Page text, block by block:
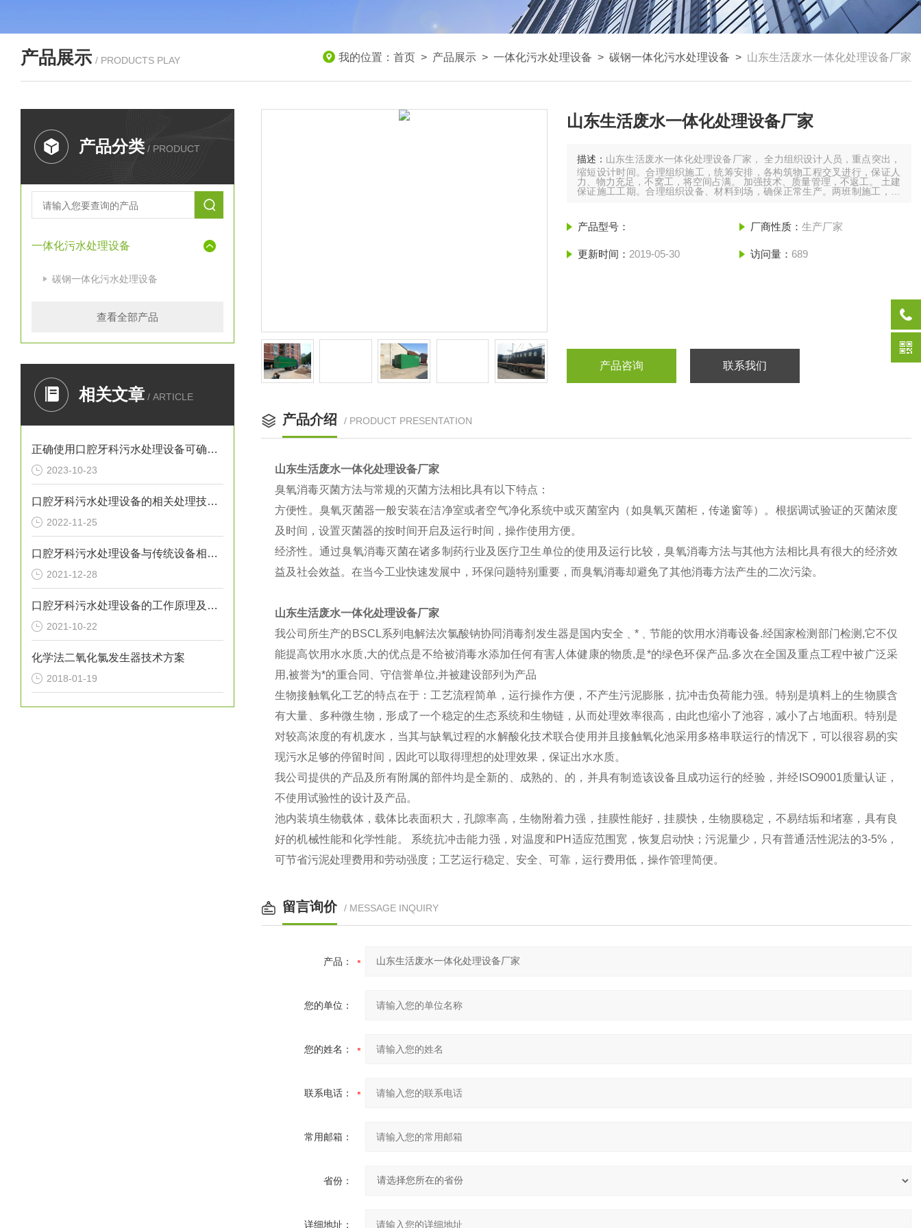
产品展示 / PRODUCTS PLAY 我的位置： 首页 > 产品展示 > 一体化污水处理设备 > 碳钢一体化污水处理设备 > 山东生活废水一体化处理设备厂家
产品分类 / PRODUCT
一体化污水处理设备
碳钢一体化污水处理设备
查看全部产品
相关文章 / ARTICLE
正确使用口腔牙科污水处理设备可确保处理效果
2023-10-23
口腔牙科污水处理设备的相关处理技术介绍
2022-11-25
口腔牙科污水处理设备与传统设备相比的优势介绍
2021-12-28
口腔牙科污水处理设备的工作原理及出故障时需采取的措施介绍
2021-10-22
化学法二氧化氯发生器技术方案
2018-01-19
山东生活废水一体化处理设备厂家
描述： 山东生活废水一体化处理设备厂家， 全力组织设计人员，重点突出，
缩短设计时间。合理组织施工，统筹安排，各构筑物工程交叉进行，保证人
力、物力充足，不窝工，将空间占满。 加强技术、质量管理，不返工。 土建
保证施工工期。合理组织设备、材料到场，确保正常生产。两班制施工，将
产品型号： 厂商性质： 生产厂家
更新时间： 2019-05-30 访问量： 689
产品咨询 联系我们
产品介绍 / PRODUCT PRESENTATION
山东生活废水一体化处理设备厂家
臭氧消毒灭菌方法与常规的灭菌方法相比具有以下特点：
方便性。臭氧灭菌器一般安装在洁净室或者空气净化系统中或灭菌室内（如臭氧灭菌柜，传递窗等）。根据调试验证的灭菌浓度
及时间，设置灭菌器的按时间开启及运行时间，操作使用方便。
经济性。通过臭氧消毒灭菌在诸多制药行业及医疗卫生单位的使用及运行比较，臭氧消毒方法与其他方法相比具有很大的经济效
益及社会效益。在当今工业快速发展中，环保问题特别重要，而臭氧消毒却避免了其他消毒方法产生的二次污染。
山东生活废水一体化处理设备厂家
我公司所生产的 BSCL系列电解法次氯酸钠协同消毒剂发生器是国内安全﹑*﹑节能的饮用水消毒设备.经国家检测部门检测,它不仅
能提高饮用水水质,大的优点是不给被消毒水添加任何有害人体健康的物质,是*的绿色环保产品.多次在全国及重点工程中被广泛采
用,被誉为*的重合同、守信誉单位,并被建设部列为产品
生物接触氧化工艺的特点在于：工艺流程简单，运行操作方便，不产生污泥膨胀，抗冲击负荷能力强。特别是填料上的生物膜含
有大量、多种微生物，形成了一个稳定的生态系统和生物链，从而处理效率很高，由此也缩小了池容，减小了占地面积。特别是
对较高浓度的有机废水，当其与缺氧过程的水解酸化技术联合使用并且接触氧化池采用多格串联运行的情况下，可以很容易的实
现污水足够的停留时间，因此可以取得理想的处理效果，保证出水水质。
我公司提供的产品及所有附属的部件均是全新的、成熟的、的，并具有制造该设备且成功运行的经验，并经 ISO9001质量认证，
不使用试验性的设计及产品。
池内装填生物载体，载体比表面积大，孔隙率高，生物附着力强，挂膜性能好，挂膜快，生物膜稳定，不易结垢和堵塞，具有良
好的机械性能和化学性能。 系统抗冲击能力强，对温度和PH适应范围宽，恢复启动快；污泥量少，只有普通活性泥法的3-5%，
可节省污泥处理费用和劳动强度； 工艺运行稳定、安全、可靠，运行费用低，操作管理简便。
留言询价 / MESSAGE INQUIRY
产品：
您的单位：
您的姓名：
联系电话：
常用邮箱：
省份：
详细地址：